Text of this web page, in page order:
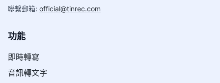
聯繫郵箱: official@tinrec.com
功能
即時轉寫
音訊轉文字